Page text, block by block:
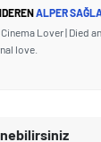
ALPER
Lover | Died
love.